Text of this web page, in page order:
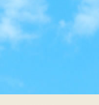
のご案内
特産品
協議会のご紹介
について
ービス
紹介